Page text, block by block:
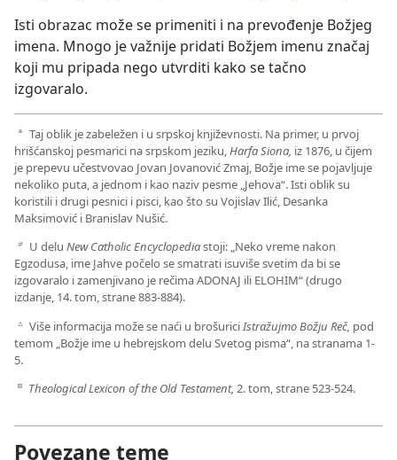
Isti obrazac može se primeniti i na prevođenje Božjeg
imena. Mnogo je važnije pridati Božjem imenu značaj
koji mu pripada nego utvrditi kako se tačno
izgovaralo.
a Taj oblik je zabeležen i u srpskoj književnosti. Na primer, u prvoj
hrišćanskoj pesmarici na srpskom jeziku,Harfa Siona, iz 1876, u čijem
je prepevu učestvovao Jovan Jovanović Zmaj, Božje ime se pojavljuje
nekoliko puta, a jednom i kao naziv pesme „Jehova“. Isti oblik su
koristili i drugi pesnici i pisci, kao što su Vojislav Ilić, Desanka
Maksimović i Branislav Nušić.
b U delu New Catholic Encyclopediastoji: „Neko vreme nakon
Egzodusa, ime Jahve počelo se smatrati isuviše svetim da bi se
izgovaralo i zamenjivano je rečima ADONAJ ili ELOHIM“ (drugo
izdanje, 14. tom, strane 883-884).
c Više informacija može se naći u brošurici Istražujmo Božju Reč, pod
temom „Božje ime u hebrejskom delu Svetog pisma“, na stranama 1-
5.
d Theological Lexicon of the Old Testament, 2. tom, strane 523-524.
Povezane teme